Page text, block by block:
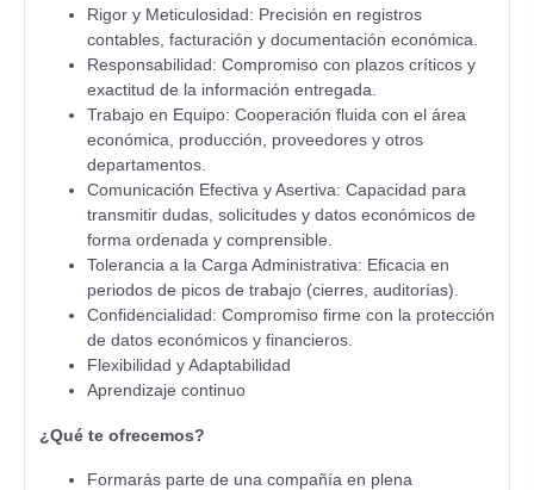
Rigor y Meticulosidad: Precisión en registros
contables, facturación y documentación económica.
Responsabilidad: Compromiso con plazos críticos y
exactitud de la información entregada.
Trabajo en Equipo: Cooperación fluida con el área
económica, producción, proveedores y otros
departamentos.
Comunicación Efectiva y Asertiva: Capacidad para
transmitir dudas, solicitudes y datos económicos de
forma ordenada y comprensible.
Tolerancia a la Carga Administrativa: Eficacia en
periodos de picos de trabajo (cierres, auditorías).
Confidencialidad: Compromiso firme con la protección
de datos económicos y financieros.
Flexibilidad y Adaptabilidad
Aprendizaje continuo
¿Qué te ofrecemos?
Formarás parte de una compañía en plena